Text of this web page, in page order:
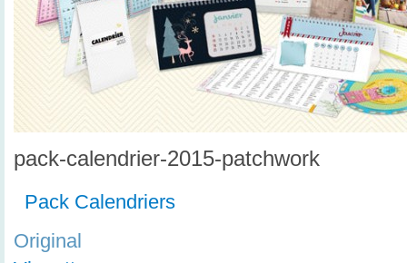
pack-calendrier-2015-patchwork
Pack Calendriers
Original